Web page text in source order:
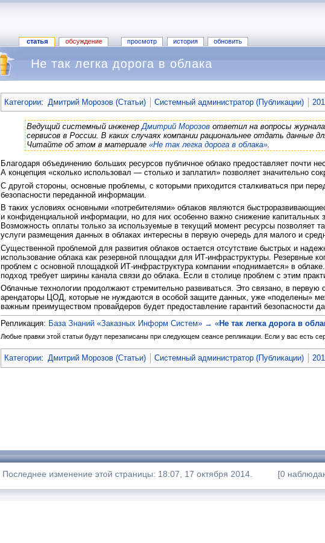
статья обсуждение просмотр история обновить
Не так легка дорога в облака
Категории: Дмитрий Морозов (Статьи) Системный администратор (Публикации)
Ведущий системный инженерДмитрий Морозов ответил на вопросы журнала
сервисов в России. В каких случаях компании рациональнее отдать данные
Читайте об этом в материале «Не так легка дорога в облака».
Благодаря объединению больших ресурсов публичное облако предоставляет почти
А концепция «сколько использовал — столько и заплатил» позволяет значительно
С другой стороны, основные проблемы, с которыми приходится сталкиваться при
безопасности переданной информации.
В таких условиях основными «потребителями» облаков являются
и конфиденциальной информации, но для них особенно важно снижение капитальных
Возможность оплаты только за используемые в текущий момент ресурсы позволяет
услуги размещения данных в облаках интересны в первую очередь для малого и
Существенной проблемой для развития облаков остается отсутствие быстрых и
использование облака как резервной площадки для ИТ-инфраструктуры. Резервные
проблем с основной площадкой ИТ-инфраструктура компании «поднимается» в
подход требует ширины канала связи до облака. Если в столице проблем с этим
Облачные технологии продолжают стремительно развиваться. Это связано, в первую
арендаторы ЦОД, которые не нуждаются в особой защите данных, уже «поделены»
важным преимуществом провайдеров будет предоставление гарантий
Репликация: База Знаний «Заказных Информ Систем» → «Не так легка дорога в
Любые правки этой статьи будут перезаписаны при следующем сеансе репликации. Если у вас есть
Категории: Дмитрий Морозов (Статьи) Системный администратор (Публикации)
Последнее изменение этой страницы: 18:07, 17 октября 2014. [0